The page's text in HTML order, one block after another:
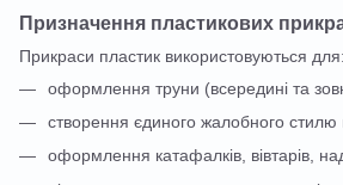
Призначення пластикових
Прикраси пластик використовуються для:
оформлення труни (всередині та
створення єдиного жалобного стилю
оформлення катафалків, вівтарів,